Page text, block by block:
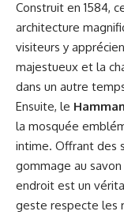
Construit en 1584,
architecture
visiteurs y
majestueux et la
dans un autre
Ensuite, le
la mosquée
intime. Offrant des
gommage au
endroit est un
geste respecte les